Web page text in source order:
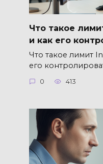
Что такое
и как его
Что такое лимит
его
0 413